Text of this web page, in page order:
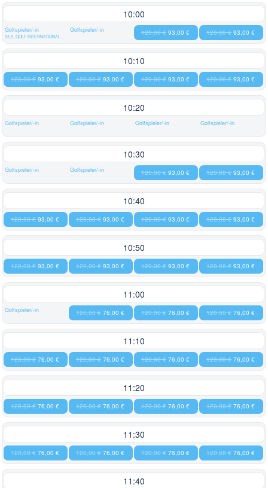
10:00
Golfspieler/-in
23,5, GOLF INTERNATIONAL DE ROISSY
Golfspieler/-in 120,00 € 93,00 € 120,00 € 93,00 €
10:10
120,00 € 93,00 € 120,00 € 93,00 € 120,00 € 93,00 € 120,00 € 93,00 €
10:20
Golfspieler/-in Golfspieler/-in Golfspieler/-in Golfspieler/-in
10:30
Golfspieler/-in Golfspieler/-in 120,00 € 93,00 € 120,00 € 93,00 €
10:40
120,00 € 93,00 € 120,00 € 93,00 € 120,00 € 93,00 € 120,00 € 93,00 €
10:50
120,00 € 93,00 € 120,00 € 93,00 € 120,00 € 93,00 € 120,00 € 93,00 €
11:00
Golfspieler/-in 120,00 € 76,00 € 120,00 € 76,00 € 120,00 € 76,00 €
11:10
120,00 € 76,00 € 120,00 € 76,00 € 120,00 € 76,00 € 120,00 € 76,00 €
11:20
120,00 € 76,00 € 120,00 € 76,00 € 120,00 € 76,00 € 120,00 € 76,00 €
11:30
120,00 € 76,00 € 120,00 € 76,00 € 120,00 € 76,00 € 120,00 € 76,00 €
11:40